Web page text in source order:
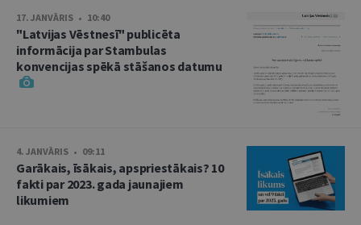
17. JANVĀRIS • 10:40
"Latvijas Vēstnesī" publicēta
informācija par Stambulas
konvencijas spēkā stāšanos datumu
4. JANVĀRIS • 09:11
Garākais, īsākais, apspriestākais? 10
fakti par 2023. gada jaunajiem
likumiem